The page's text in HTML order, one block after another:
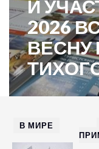
И
2026
ВЕСНУ
В МИРЕ